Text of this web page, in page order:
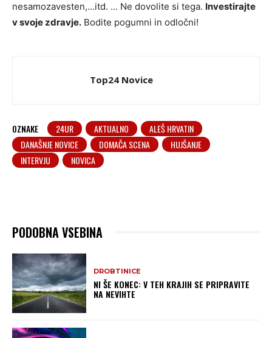
nesamozavesten,…itd. … Ne dovolite si tega. Investirajte
v svoje zdravje. Bodite pogumni in odločni!
Top24 Novice
OZNAKE 24UR AKTUALNO
ALEŠ HRVATIN
DANAŠNJE NOVICE
DOMAČA SCENA
HUJŠANJE
INTERVJU
NOVICA
PODOBNA VSEBINA
DROBTINICE
NI ŠE KONEC: V TEH KRAJIH SE PRIPRAVITE
NA NEVIHTE